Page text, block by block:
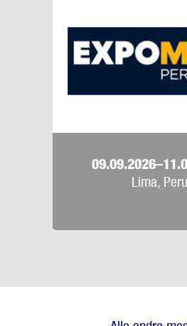
Lima, Peru